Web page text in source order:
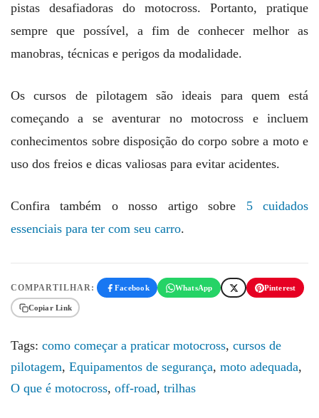
pistas desafiadoras do motocross. Portanto, pratique
sempre que possível, a fim de conhecer melhor as
manobras, técnicas e perigos da modalidade.
Os cursos de pilotagem são ideais para quem está
começando a se aventurar no motocross e incluem
conhecimentos sobre disposição do corpo sobre a moto e
uso dos freios e dicas valiosas para evitar acidentes.
Confira também o nosso artigo sobre 5 cuidados
essenciais para ter com seu carro.
COMPARTILHAR: Facebook WhatsApp Pinterest
Copiar Link
Tags: como começar a praticar motocross, cursos de
pilotagem, Equipamentos de segurança, moto adequada,
O que é motocross, off-road, trilhas